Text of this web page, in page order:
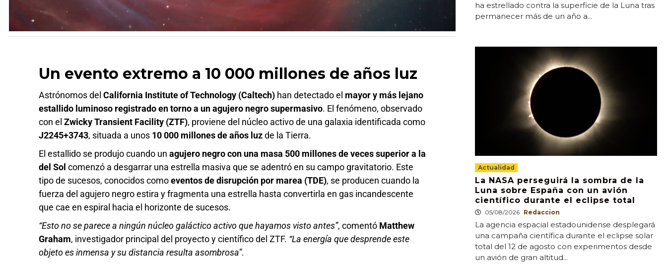
Un evento extremo a 10 000 millones de años luz
Astrónomos delCalifornia Institute of Technology (Caltech) han detectado el mayor y más lejano
estallido luminoso registrado en torno a un agujero negro supermasivo. El fenómeno, observado
con elZwicky Transient Facility (ZTF), proviene del núcleo activo de una galaxia identificada como
J2245+3743, situada a unos 10 000 millones de años luzde la Tierra.
El estallido se produjo cuando unagujero negro con una masa 500 millones de veces superior a la
del Sol comenzó a desgarrar una estrella masiva que se adentró en su campo gravitatorio. Este
tipo de sucesos, conocidos comoeventos de disrupción por marea (TDE), se producen cuando la
fuerza del agujero negro estira y fragmenta una estrella hasta convertirla en gas incandescente
que cae en espiral hacia el horizonte de sucesos.
“Esto no se parece a ningún núcleo galáctico activo que hayamos visto antes”, comentó Matthew
Graham, investigador principal del proyecto y científico del ZTF. “La energía que desprende este
objeto es inmensa y su distancia resulta asombrosa”.
ha estrellado contra la superficie de la Luna tras
permanecer más de un año a...
Actualidad
La NASA perseguirá la sombra de la
Luna sobre España con un avión
científico durante el eclipse total
05/08/2026 Redaccion
La agencia espacial estadounidense desplegará
una campaña científica durante el eclipse solar
total del 12 de agosto con experimentos desde
un avión de gran altitud...